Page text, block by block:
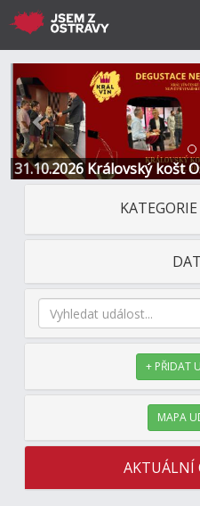
31.10.2026 Královský košt
Restaurace a Hotel
Předchozí
KATEGORIE
+ PŘIDAT
MAPA
AKTUÁLNÍ